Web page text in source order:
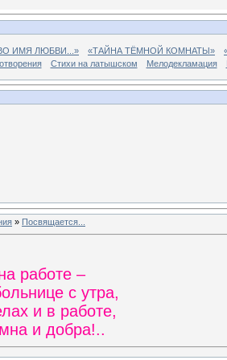
ИМЯ ЛЮБВИ...» «ТАЙНА ТЁМНОЙ КОМНАТЫ»
Стихи на латышском Мелодекламация
» Посвящается...
работе –
с утра,
и в работе,
и добра!..